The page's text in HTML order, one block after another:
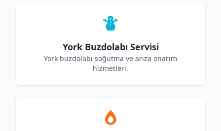
York Buzdolabı Servisi
York buzdolabı soğutma ve arıza onarım
hizmetleri.